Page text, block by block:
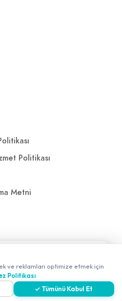
Politikası
Metni
Adatepe Mah.
Kapı No:1 Buca/İzmir
ve reklamları optimize etmek için
Politikası
✓ Tümünü Kabul Et
keşfedin!
✖